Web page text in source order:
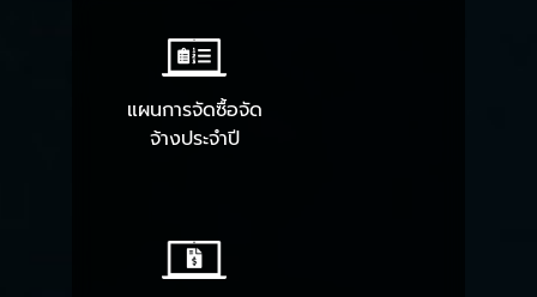
แผนการจัดซื้อจัด
จ้างประจำปี